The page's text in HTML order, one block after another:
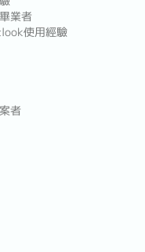
業者
使用經驗
者